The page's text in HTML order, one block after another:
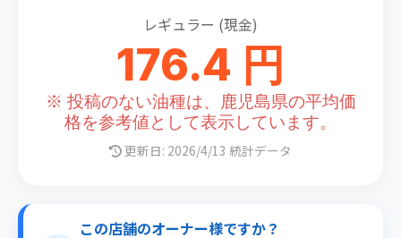
レギュラー (現金)
176.4 円
※ 投稿のない油種は、鹿児島県の平均価
格を参考値として表示しています。
更新日: 2026/4/13 統計データ
この店舗のオーナー様ですか？